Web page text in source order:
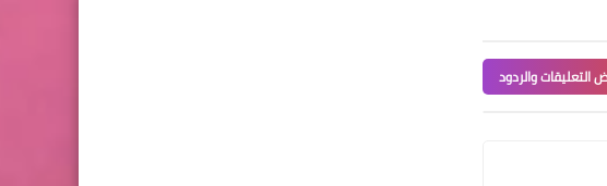
التعليقات والردود